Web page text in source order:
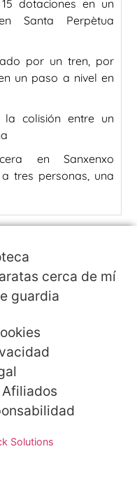
dotaciones en un
Santa Perpètua
por un tren, por
un paso a nivel en
colisión entre un
en Sanxenxo
tres personas, una
cerca de mí
guardia
Solutions